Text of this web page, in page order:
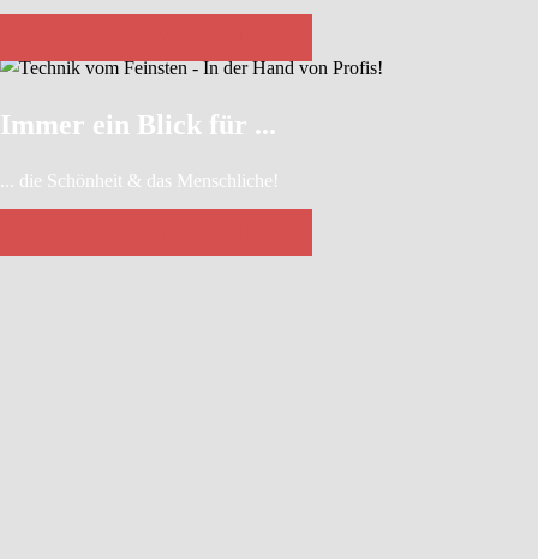
Immer ein Blick für ...
... die Schönheit & das Menschliche!